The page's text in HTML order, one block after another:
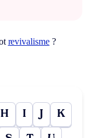
revivalisme?
H I J K